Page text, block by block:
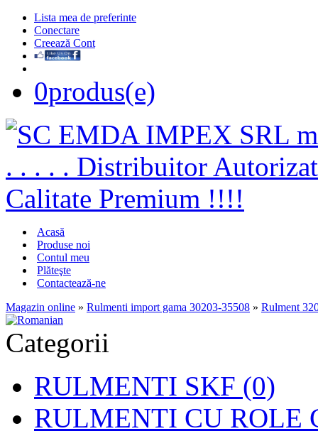
Lista mea de preferinte
Conectare
Creează Cont
0produs(e)
Acasă
Produse noi
Contul meu
Plăteşte
Contactează-ne
Magazin online » Rulmenti import gama 30203-35508 » Rulment
Categorii
RULMENTI SKF (0)
RULMENTI CU ROLE